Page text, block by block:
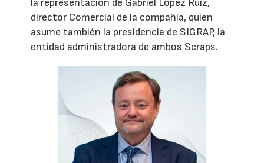
la representación de Gabriel López Ruiz,
director Comercial de la compañía, quien
asume también la presidencia de SIGRAP, la
entidad administradora de ambos Scraps.